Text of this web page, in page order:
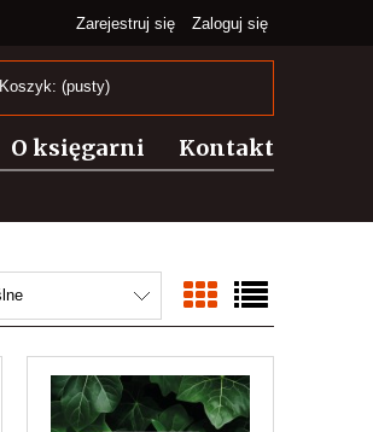
Zarejestruj się Zaloguj się
Koszyk: (pusty)
O księgarni Kontakt